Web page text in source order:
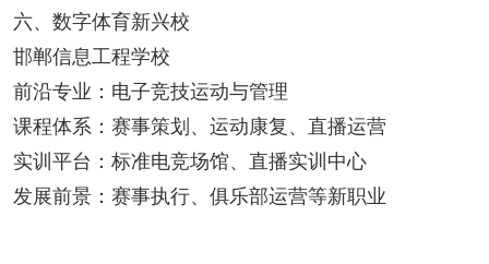
六、数字体育新兴校
邯郸信息工程学校
前沿专业：电子竞技运动与管理
课程体系：赛事策划、运动康复、直播运营
实训平台：标准电竞场馆、直播实训中心
发展前景：赛事执行、俱乐部运营等新职业